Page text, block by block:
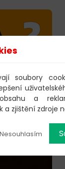
soubory
a
zjištění zdroje
Nesouhlasím